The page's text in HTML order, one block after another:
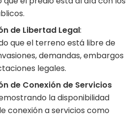
de Libertad Legal:
que el terreno está libre de
demandas, embargos
legales.
de Conexión de Servicios
la disponibilidad
conexión a servicios como